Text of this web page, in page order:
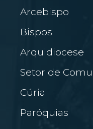
Arcebispo
Bispos
Arquidiocese
Setor de
Cúria
Paróquias